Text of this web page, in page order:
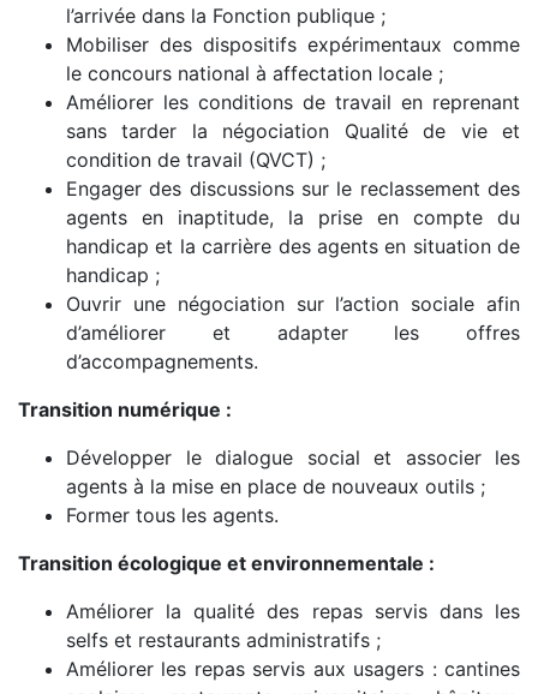
l’arrivée dans la Fonction publique ;
Mobiliser des dispositifs expérimentaux comme
le concours national à affectation locale ;
Améliorer les conditions de travail en reprenant
sans tarder la négociation Qualité de vie et
condition de travail (QVCT) ;
Engager des discussions sur le reclassement des
agents en inaptitude, la prise en compte du
handicap et la carrière des agents en situation de
handicap ;
Ouvrir une négociation sur l’action sociale afin
d’améliorer et adapter les offres
d’accompagnements.
Transition numérique :
Développer le dialogue social et associer les
agents à la mise en place de nouveaux outils ;
Former tous les agents.
Transition écologique et environnementale :
Améliorer la qualité des repas servis dans les
selfs et restaurants administratifs ;
Améliorer les repas servis aux usagers : cantines